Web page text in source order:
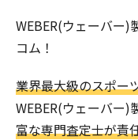
WEBER(ウェーバー)
コム！
業界最大級のスポー
WEBER(ウェーバー)
富な専門査定士が責